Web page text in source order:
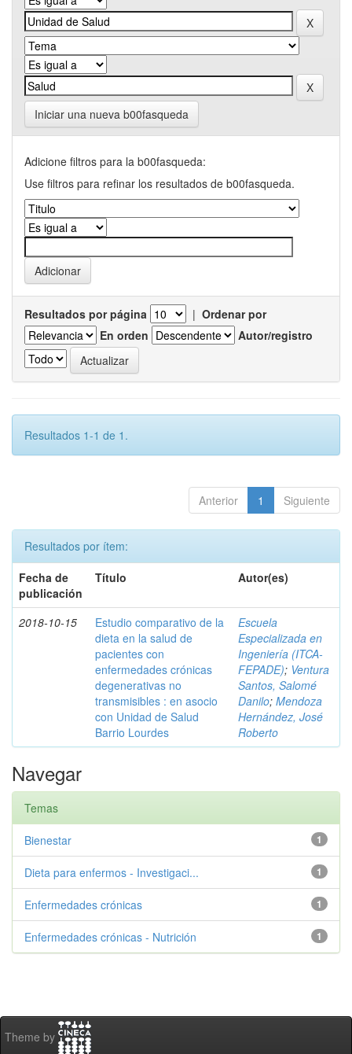
Iniciar una nueva b00fasqueda
Adicione filtros para la b00fasqueda:
Use filtros para refinar los resultados de b00fasqueda.
Resultados por página | Ordenar por
En orden
Autor/registro
Resultados 1-1 de 1.
Anterior 1 Siguiente
Resultados por ítem:
Fecha de
publicación
Título Autor(es)
2018-10-15
Estudio comparativo de la
dieta en la salud de
pacientes con
enfermedades crónicas
degenerativas no
transmisibles : en asocio
con Unidad de Salud
Barrio Lourdes
Escuela
Especializada en
Ingeniería (ITCA-
FEPADE); Ventura
Santos, Salomé
Danilo; Mendoza
Hernández, José
Roberto
Navegar
Temas
1
Bienestar
1
Dieta para enfermos - Investigaci...
1
Enfermedades crónicas
1
Enfermedades crónicas - Nutrición
Theme by